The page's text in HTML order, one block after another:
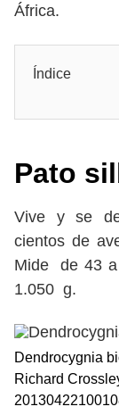
África.
Índice
Pato
Vive y se
cientos de
Mide de 43 a
1.050 g.
Dendrocygnia
Richard